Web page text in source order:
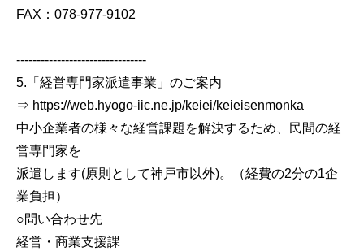
FAX：078-977-9102
--------------------------------
5.「経営専門家派遣事業」のご案内
⇒ https://web.hyogo-iic.ne.jp/keiei/keieisenmonka
中小企業者の様々な経営課題を解決するため、民間の経
営専門家を
派遣します(原則として神戸市以外)。（経費の2分の1企
業負担）
○問い合わせ先
経営・商業支援課